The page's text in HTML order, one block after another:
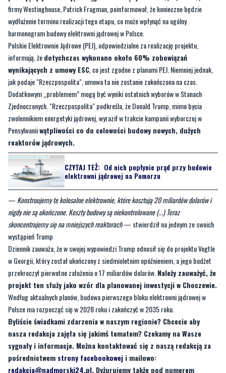
Polskie Elektrownie Jądrowe (PEJ), odpowiedzialne za realizację projektu,
informują, żedotychczas wykonano około 60% zobowiązań
wynikających z umowy ESC, co jest zgodne z planami PEJ. Niemniej jednak,
jak podaje "Rzeczpospolita", umowa ta nie zostanie zakończona na czas.
Dodatkowym „problemem” mogą być wyniki ostatnich wyborów w Stanach
Zjednoczonych. "Rzeczpospolita" podkreśla, że Donald Trump, mimo bycia
zwolennikiem energetyki jądrowej, wyraził w trakcie kampanii wyborczej w
Pensylwaniiwątpliwości co do celowości budowy nowych, dużych
reaktorów jądrowych.
CZYTAJ TEŻ: Od nich popłynie prąd przy budowie
elektrowni jądrowej na Pomorzu
Konstruujemy te kolosalne elektrownie, które kosztują 20 miliardów dolarów i
nigdy nie są ukończone. Koszty budowy są niekontrolowane (...) Teraz
skoncentrujemy się na mniejszych reaktorach— stwierdził na jednym ze swoich
wystąpień Trump
Dziennik zauważa, że w swojej wypowiedzi Trump odnosił się do projektu Vogtle
w Georgii, który został ukończony z siedmioletnim opóźnieniem, a jego budżet
przekroczył pierwotne założenia o 17 miliardów dolarów.
projekt ten służy jako wzór dla planowanej inwestycji w Choczewie.
Według aktualnych planów, budowa pierwszego bloku elektrowni jądrowej w
Polsce ma rozpocząć się w 2028 roku i zakończyć w 2035 roku.
Byliście świadkami zdarzenia w naszym regionie? Chcecie aby
nasza redakcja zajęła się jakimś tematem? Czekamy na Wasze
sygnały i informacje. Można kontaktować się z naszą redakcją za
pośrednictwemstrony facebookoweji mailowo:
redakcja@nadmorski24.pl. Dyżurujemy także pod numerem
telefonu 729 715 670.